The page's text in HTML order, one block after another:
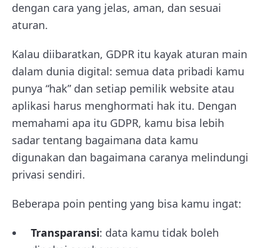
dengan cara yang jelas, aman, dan sesuai
aturan.
Kalau diibaratkan, GDPR itu kayak aturan main
dalam dunia digital: semua data pribadi kamu
punya “hak” dan setiap pemilik website atau
aplikasi harus menghormati hak itu. Dengan
memahami apa itu GDPR, kamu bisa lebih
sadar tentang bagaimana data kamu
digunakan dan bagaimana caranya melindungi
privasi sendiri.
Beberapa poin penting yang bisa kamu ingat:
Transparansi: data kamu tidak boleh